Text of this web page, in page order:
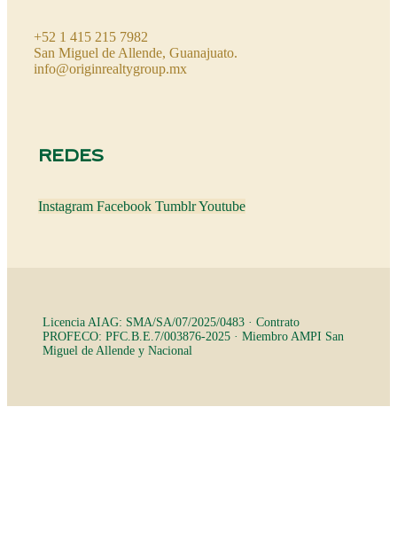
+52 1 415 215 7982
San Miguel de Allende, Guanajuato.
info@originrealtygroup.mx
REDES
Instagram Facebook TumblrYoutube
Licencia AIAG: SMA/SA/07/2025/0483 · Contrato
PROFECO: PFC.B.E.7/003876-2025 · Miembro AMPI San
Miguel de Allende y Nacional